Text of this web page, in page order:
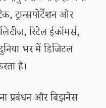
ट्रान्सपोर्टेशन और
रिटेल ईकॉमर्स,
भर में डिजिटल
है।
प्रबंधन और बिझनेस